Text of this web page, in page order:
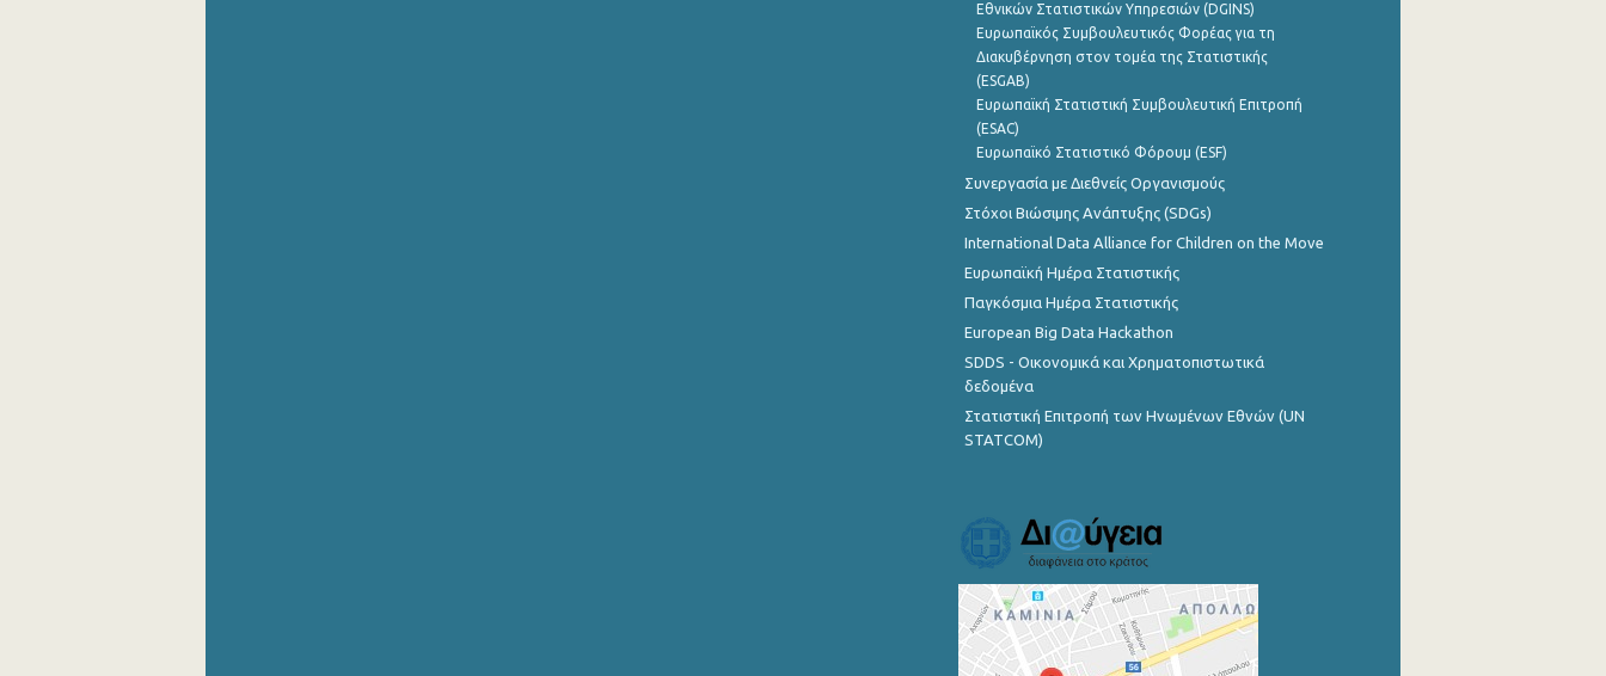
Εθνικών Στατιστικών Υπηρεσιών (DGINS)
Ευρωπαϊκός Συμβουλευτικός Φορέας για τη
Διακυβέρνηση στον τομέα της Στατιστικής
(ESGAB)
Ευρωπαϊκή Στατιστική Συμβουλευτική Επιτροπή
(ESAC)
Ευρωπαϊκό Στατιστικό Φόρουμ (ESF)
Συνεργασία με Διεθνείς Οργανισμούς
Στόχοι Βιώσιμης Ανάπτυξης (SDGs)
International Data Alliance for Children on the Move
Ευρωπαϊκή Ημέρα Στατιστικής
Παγκόσμια Ημέρα Στατιστικής
European Big Data Hackathon
SDDS - Οικονομικά και Χρηματοπιστωτικά
δεδομένα
Στατιστική Επιτροπή των Ηνωμένων Εθνών (UN
STATCOM)